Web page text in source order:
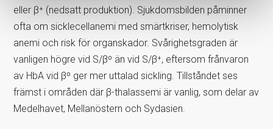
eller β⁺ (nedsatt produktion). Sjukdomsbilden påminner
ofta om sicklecellanemi med smärtkriser, hemolytisk
anemi och risk för organskador. Svårighetsgraden är
vanligen högre vid S/β⁰ än vid S/β⁺, eftersom frånvaron
av HbA vid β⁰ ger mer uttalad sickling. Tillståndet ses
främst i områden där β-thalassemi är vanlig, som delar av
Medelhavet, Mellanöstern och Sydasien.